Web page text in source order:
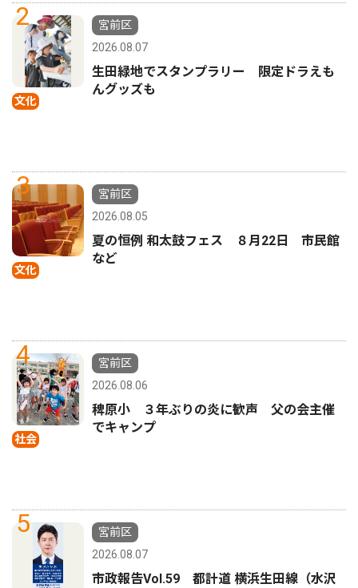
2
文化
宮前区
2026.08.07
生田緑地でスタンプラリー 限定ドラえも
んグッズも
3
文化
宮前区
2026.08.05
夏の恒例 和太鼓フェス ８月22日 市民館
など
4
社会
宮前区
2026.08.06
稗原小 ３年ぶりの炎に歓声 父の会主催
でキャンプ
5
宮前区
2026.08.07
市政報告Vol.59 都計道 横浜生田線（水沢